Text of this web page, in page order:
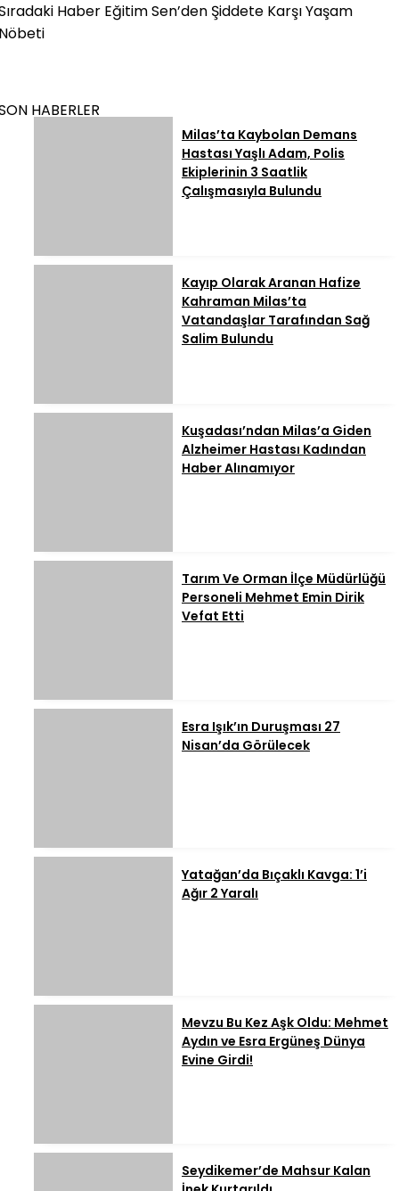
Haber Eğitim Sen’den Şiddete Karşı Yaşam
HABERLER
Milas’ta Kaybolan Demans
Hastası Yaşlı Adam, Polis
Ekiplerinin 3 Saatlik
Çalışmasıyla Bulundu
Kayıp Olarak Aranan Hafize
Kahraman Milas’ta
Vatandaşlar Tarafından Sağ
Salim Bulundu
Kuşadası’ndan Milas’a Giden
Alzheimer Hastası Kadından
Haber Alınamıyor
Tarım Ve Orman İlçe Müdürlüğü
Personeli Mehmet Emin Dirik
Vefat Etti
Esra Işık’ın Duruşması 27
Nisan’da Görülecek
Yatağan’da Bıçaklı Kavga: 1’i
Ağır 2 Yaralı
Mevzu Bu Kez Aşk Oldu: Mehmet
Aydın ve Esra Ergüneş Dünya
Evine Girdi!
Seydikemer’de Mahsur Kalan